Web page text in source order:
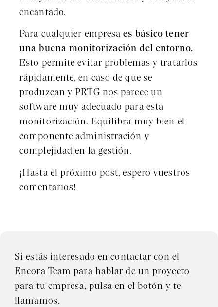
encantado.
Para cualquier empresaes básico tener
una buena monitorización del entorno.
Esto permite evitar problemas y tratarlos
rápidamente, en caso de que se
produzcan y PRTG nos parece un
software muy adecuado para esta
monitorización. Equilibra muy bien el
componente administración y
complejidad en la gestión.
¡Hasta el próximo post, espero vuestros
comentarios!
Si estás interesado en contactar con el
Encora Team para hablar de un proyecto
para tu empresa, pulsa en el botón y te
llamamos.